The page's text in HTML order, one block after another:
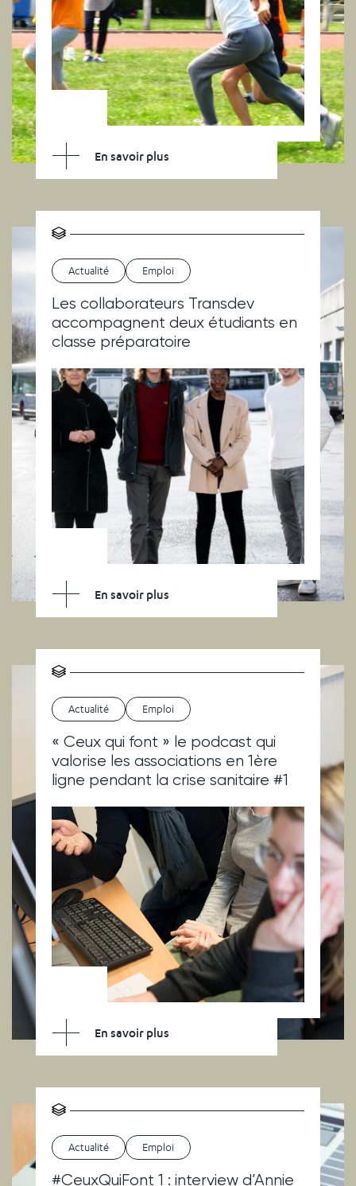
En savoir plus
Actualité Emploi
Les collaborateurs Transdev
accompagnent deux étudiants en
classe préparatoire
En savoir plus
Actualité Emploi
« Ceux qui font » le podcast qui
valorise les associations en 1ère
ligne pendant la crise sanitaire #1
En savoir plus
Actualité Emploi
#CeuxQuiFont 1 : interview d’Annie